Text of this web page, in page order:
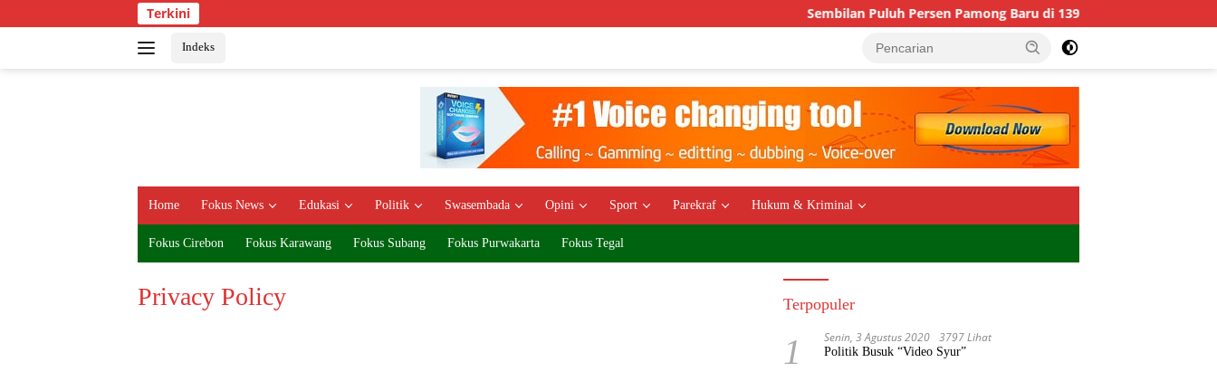
ke
Terkini Sembilan Puluh Persen Pamong Baru di 139 Desa Resmi Bertugas
Indeks
Home Fokus News Edukasi Politik Swasembada Opini Sport Parekraf Hukum & Kriminal
Fokus Cirebon Fokus Karawang Fokus Subang Fokus Purwakarta Fokus Tegal
Privacy Policy Terpopuler
1 Senin, 3 Agustus 2020 3797 Lihat
Politik Busuk “Video Syur”